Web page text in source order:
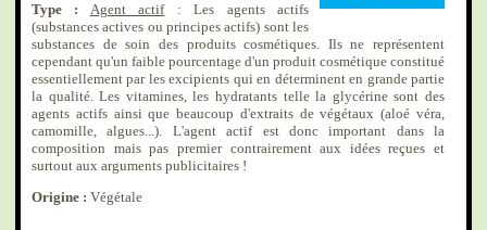
Type :
Agent actif: Les agents actifs
(substances actives ou principes actifs) sont les
substances de soin des produits cosmétiques. Ils ne représentent
cependant qu'un faible pourcentage d'un produit cosmétique constitué
essentiellement par les excipients qui en déterminent en grande partie
la qualité. Les vitamines, les hydratants telle la glycérine sont des
agents actifs ainsi que beaucoup d'extraits de végétaux (aloé véra,
camomille, algues...). L'agent actif est donc important dans la
composition mais pas premier contrairement aux idées reçues et
surtout aux arguments publicitaires !
Origine : Végétale